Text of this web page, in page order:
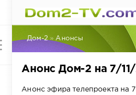
Дом-2 » Анонсы
Анонс Дом-2 на 7/
Анонс эфира телепроекта на